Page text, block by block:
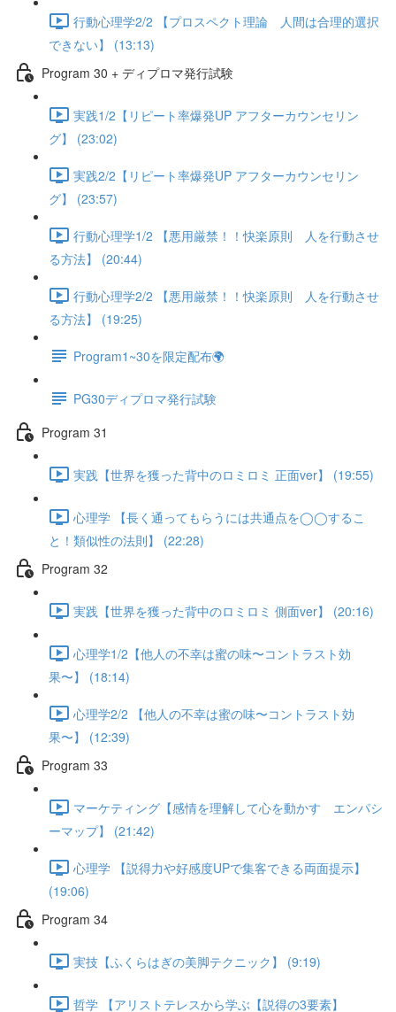
行動心理学2/2 【プロスペクト理論 人間は合理的選択
できない】 (13:13)
Program 30 + ディプロマ発行試験
実践1/2【リピート率爆発UP アフターカウンセリン
グ】 (23:02)
実践2/2【リピート率爆発UP アフターカウンセリン
グ】 (23:57)
行動心理学1/2 【悪用厳禁！！快楽原則 人を行動させ
る方法】 (20:44)
行動心理学2/2 【悪用厳禁！！快楽原則 人を行動させ
る方法】 (19:25)
Program1~30を限定配布🌍
PG30ディプロマ発行試験
Program 31
実践【世界を獲った背中のロミロミ 正面ver】 (19:55)
心理学 【長く通ってもらうには共通点を◯◯するこ
と！類似性の法則】 (22:28)
Program 32
実践【世界を獲った背中のロミロミ 側面ver】 (20:16)
心理学1/2【他人の不幸は蜜の味〜コントラスト効
果〜】 (18:14)
心理学2/2 【他人の不幸は蜜の味〜コントラスト効
果〜】 (12:39)
Program 33
マーケティング【感情を理解して心を動かす エンパシ
ーマップ】 (21:42)
心理学 【説得力や好感度UPで集客できる両面提示】
(19:06)
Program 34
実技【ふくらはぎの美脚テクニック】 (9:19)
哲学 【アリストテレスから学ぶ【説得の3要素】